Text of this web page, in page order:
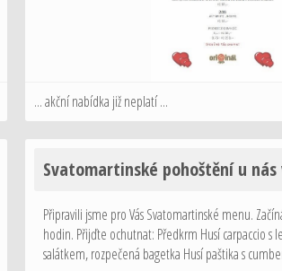
... akční nabídka již neplatí ...
Svatomartinské pohoštění u
Připravili jsme pro Vás Svatomartinské menu.
hodin. Přijďte ochutnat: Předkrm Husí carpaccio s
salátkem, rozpečená bagetka Husí paštika s